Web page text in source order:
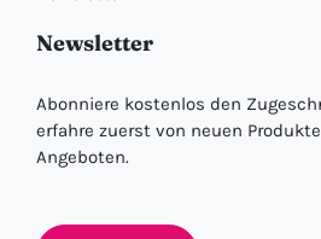
Newsletter
Abonniere kostenlos den
erfahre zuerst von neuen
Angeboten.